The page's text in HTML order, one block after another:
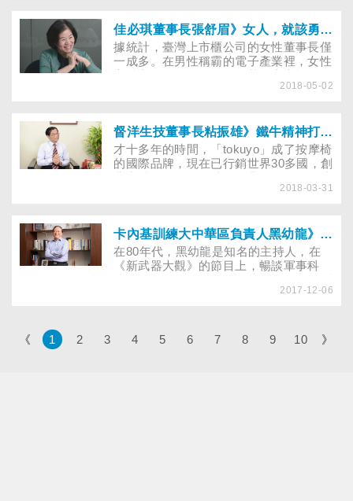
趣的追求上，不鑽牛角尖，不要求完美，
做自己喜歡的事，在興趣中找到了自己的
節奏，既快樂又滿足。
佳必琪董事長張舒眉》女人，就該勇於實現自我！
據統計，臺灣上市櫃公司的女性董事長僅
一成多。在男性稱霸的電子產業裡，女性
裡，更是鳳毛麟角；而佳必琪董座張舒
必琪帶領到上市的規模。近年，她還創立
了社會企業「非常木蘭」來幫助女性創業
圓夢，想把「女力」傳承下去、開枝散
葉……
2018-05-02
督洋生技董事長粘振雄》鐵牛精神打造按摩椅王國
才十多年的時間，「tokuyo」成了按摩椅
的國際品牌，現在已行銷世界30多國，創
從職場退休，賭上退休金，毅然創業。當
創業前期的煎熬……
2018-03-31
卡內基訓練大中華區負責人黑幼龍》成功不是贏在起跑點
在80年代，黑幼龍是知名的主持人，在
《新武器大觀》的節目上，暢談軍事科
成「人際溝通專家」。在1987年，他引
功從來都不是取決於起跑點，而是在轉折
2017-12-06
《 1 2 3 4 5 6 7 8 9 10 》